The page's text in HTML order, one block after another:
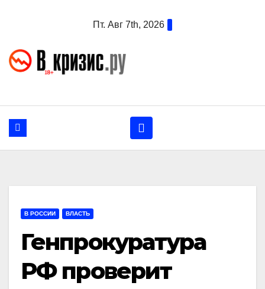
Пт. Авг 7th, 2026
В РОССИИ ВЛАСТЬ
Генпрокуратура
РФ проверит